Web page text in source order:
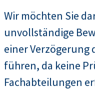
Wir möchten Sie
unvollständige
einer Verzögerung
führen, da keine
Fachabteilungen